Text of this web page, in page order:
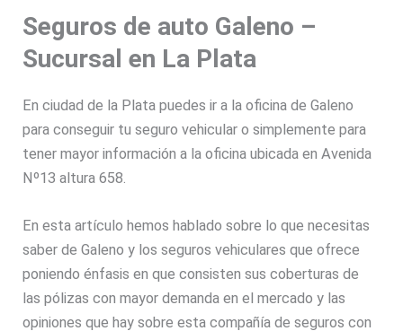
Seguros de auto Galeno –
Sucursal en La Plata
En ciudad de la Plata puedes ir a la oficina de Galeno
para conseguir tu seguro vehicular o simplemente para
tener mayor información a la oficina ubicada en Avenida
Nº13 altura 658.
En esta artículo hemos hablado sobre lo que necesitas
saber de Galeno y los seguros vehiculares que ofrece
poniendo énfasis en que consisten sus coberturas de
las pólizas con mayor demanda en el mercado y las
opiniones que hay sobre esta compañía de seguros con